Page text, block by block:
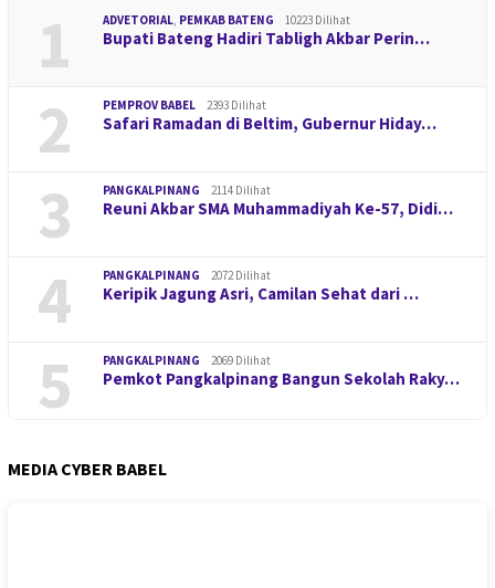
1 ADVETORIAL, PEMKAB BATENG 10223 Dilihat
Bupati Bateng Hadiri Tabligh Akbar Perin…
2 PEMPROV BABEL 2393 Dilihat
Safari Ramadan di Beltim, Gubernur Hiday…
3 PANGKALPINANG 2114 Dilihat
Reuni Akbar SMA Muhammadiyah Ke-57, Didi…
4 PANGKALPINANG 2072 Dilihat
Keripik Jagung Asri, Camilan Sehat dari …
5 PANGKALPINANG 2069 Dilihat
Pemkot Pangkalpinang Bangun Sekolah Raky…
MEDIA CYBER BABEL